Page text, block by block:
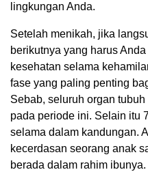
lingkungan Anda.
Setelah menikah, jika
berikutnya yang harus
kesehatan selama
fase yang paling penting
Sebab, seluruh organ
pada periode ini. Selain itu
selama dalam kandungan.
kecerdasan seorang anak
berada dalam rahim ibunya.